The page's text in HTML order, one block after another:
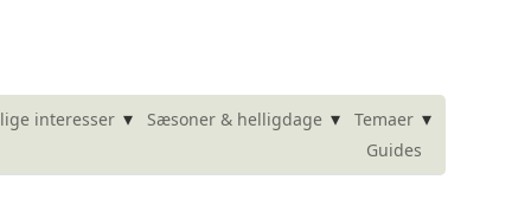
interesser ▾ Sæsoner & helligdage ▾ Temaer ▾
Guides